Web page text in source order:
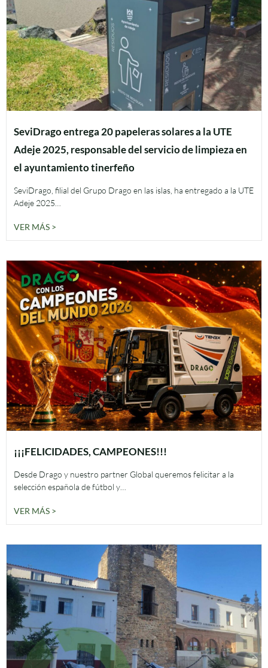
SeviDrago entrega 20 papeleras solares a la UTE
Adeje 2025, responsable del servicio de limpieza en
el ayuntamiento tinerfeño
SeviDrago, filial del Grupo Drago en las islas, ha entregado a la UTE
Adeje 2025…
VER MÁS >
¡¡¡FELICIDADES, CAMPEONES!!!
Desde Drago y nuestro partner Global queremos felicitar a la
selección española de fútbol y…
VER MÁS >